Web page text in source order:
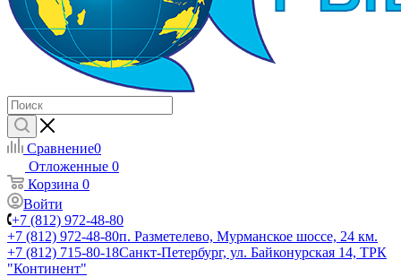
Сравнение0
Отложенные 0
Корзина 0
Войти
+7 (812) 972-48-80
+7 (812) 972-48-80п. Разметелево, Мурманское шоссе, 24 км.
+7 (812) 715-80-18Санкт-Петербург, ул. Байконурская 14, ТРК
"Континент"